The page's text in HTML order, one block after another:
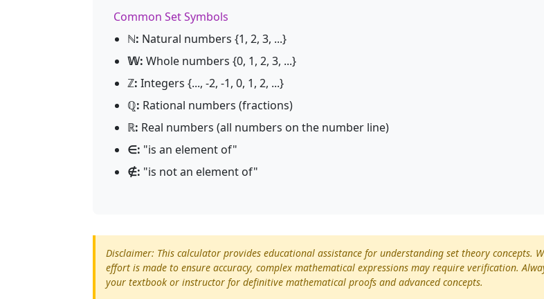
Common Set Symbols
ℕ: Natural numbers {1, 2, 3, ...}
𝕎: Whole numbers {0, 1, 2, 3, ...}
ℤ: Integers {..., -2, -1, 0, 1, 2, ...}
ℚ: Rational numbers (fractions)
ℝ: Real numbers (all numbers on the number line)
∈: "is an element of"
∉: "is not an element of"
Disclaimer: This calculator provides educational assistance for understanding set theory concepts.
effort is made to ensure accuracy, complex mathematical expressions may require verification.
your textbook or instructor for definitive mathematical proofs and advanced concepts.